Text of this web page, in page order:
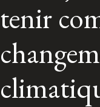
Réseau des
Contactez-nous
ENGLISH
tenir